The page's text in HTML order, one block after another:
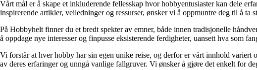
Vårt mål er å skape et inkluderende fellesskap hvor hobbyentusiaster kan dele
inspirerende artikler, veiledninger og ressurser, ønsker vi å oppmuntre deg til å ta
På Hobbyhelt finner du et bredt spekter av emner, både innen tradisjonelle
å oppdage nye interesser og finpusse eksisterende ferdigheter, uansett hva som
Vi forstår at hver hobby har sin egen unike reise, og derfor er vårt innhold
av deres erfaringer og unngå vanlige fallgruver. Vi ønsker å gjøre det enkelt for